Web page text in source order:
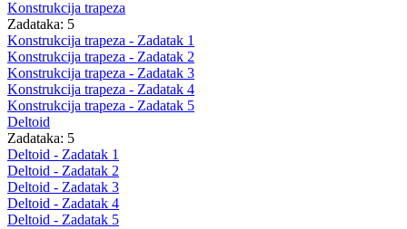
Konstrukcija trapeza
Zadataka: 5
Konstrukcija trapeza - Zadatak 1
Konstrukcija trapeza - Zadatak 2
Konstrukcija trapeza - Zadatak 3
Konstrukcija trapeza - Zadatak 4
Konstrukcija trapeza - Zadatak 5
Deltoid
Zadataka: 5
Deltoid - Zadatak 1
Deltoid - Zadatak 2
Deltoid - Zadatak 3
Deltoid - Zadatak 4
Deltoid - Zadatak 5